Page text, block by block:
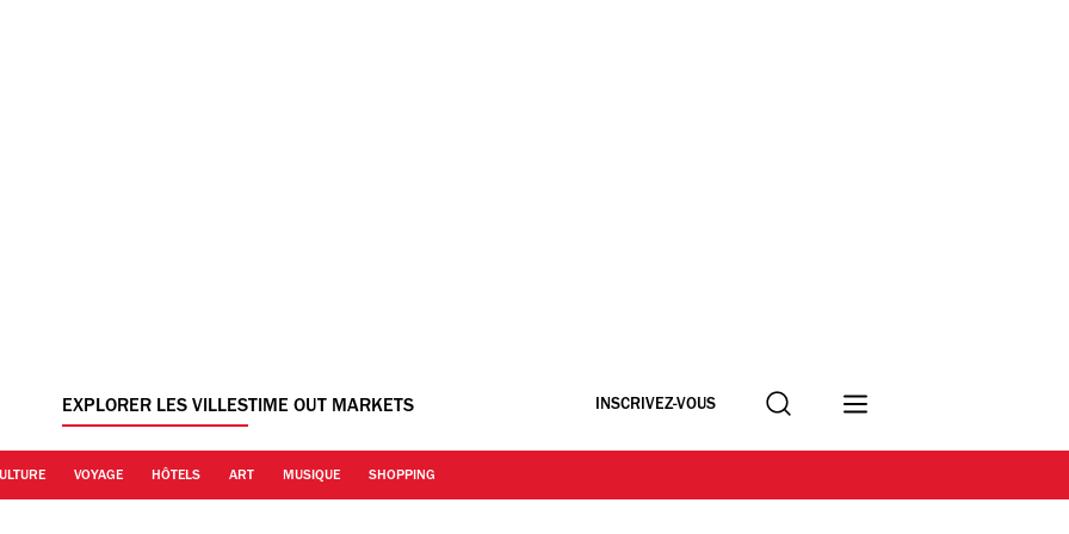
EXPLORER LES VILLESTIME OUT MARKETS INSCRIVEZ-VOUS Recherche
VOYAGE HÔTELS ART MUSIQUE SHOPPING